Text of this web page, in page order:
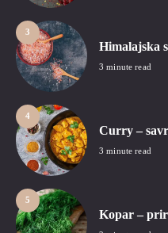
3
Himalajska
3 minute read
4
Curry –
3 minute read
5
Kopar –